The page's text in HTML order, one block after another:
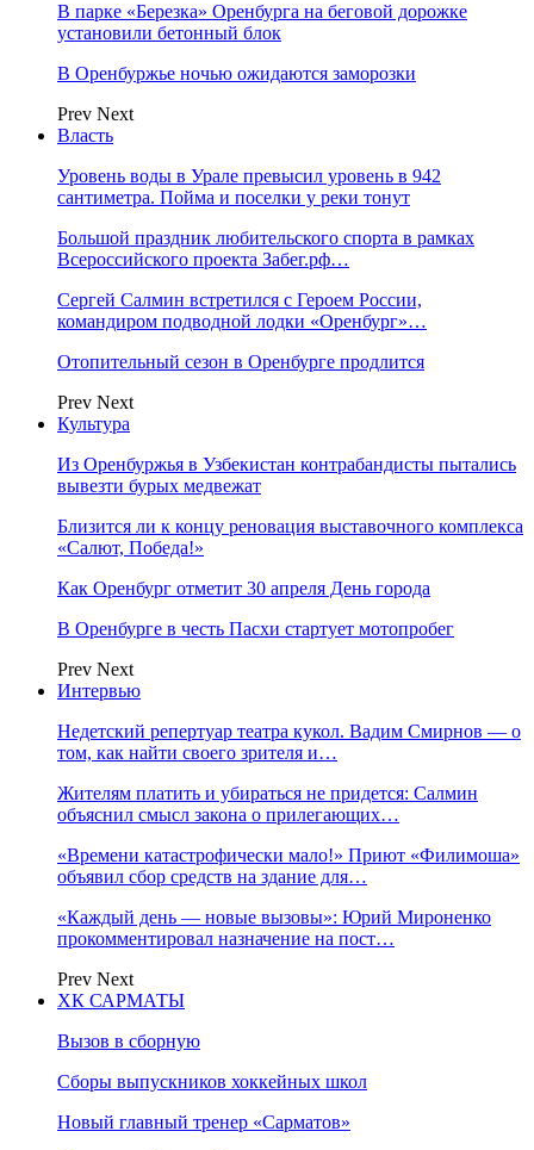
В парке «Березка» Оренбурга на беговой дорожке
установили бетонный блок
В Оренбуржье ночью ожидаются заморозки
Prev Next
Власть
Уровень воды в Урале превысил уровень в 942
сантиметра. Пойма и поселки у реки тонут
Большой праздник любительского спорта в рамках
Всероссийского проекта Забег.рф…
Сергей Салмин встретился с Героем России,
командиром подводной лодки «Оренбург»…
Отопительный сезон в Оренбурге продлится
Prev Next
Культура
Из Оренбуржья в Узбекистан контрабандисты пытались
вывезти бурых медвежат
Близится ли к концу реновация выставочного комплекса
«Салют, Победа!»
Как Оренбург отметит 30 апреля День города
В Оренбурге в честь Пасхи стартует мотопробег
Prev Next
Интервью
Недетский репертуар театра кукол. Вадим Смирнов — о
том, как найти своего зрителя и…
Жителям платить и убираться не придется: Салмин
объяснил смысл закона о прилегающих…
«Времени катастрофически мало!» Приют «Филимоша»
объявил сбор средств на здание для…
«Каждый день — новые вызовы»: Юрий Мироненко
прокомментировал назначение на пост…
Prev Next
ХК САРМАТЫ
Вызов в сборную
Сборы выпускников хоккейных школ
Новый главный тренер «Сарматов»